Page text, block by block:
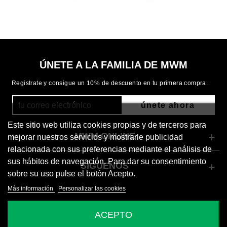
ÚNETE A LA FAMILIA DE MWM
Registrate y consigue un 10% de descuento en tu primera compra.
únete ahora
Este sitio web utiliza cookies propias y de terceros para
mejorar nuestros servicios y mostrarle publicidad
relacionada con sus preferencias mediante el análisis de
sus hábitos de navegación. Para dar su consentimiento
sobre su uso pulse el botón Acepto.
Más información Personalizar las cookies
ACEPTO
MWM ONLINE
SÍGUENOS